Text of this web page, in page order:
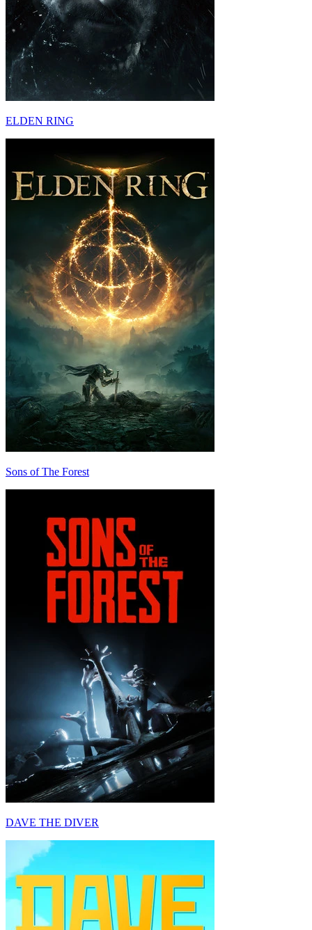
ELDEN RING
Sons of The Forest
DAVE THE DIVER